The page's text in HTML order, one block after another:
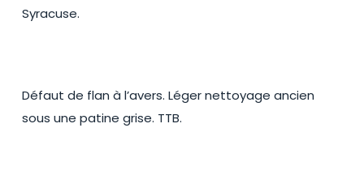
Syracuse.
Défaut de flan à l’avers. Léger nettoyage ancien
sous une patine grise. TTB.